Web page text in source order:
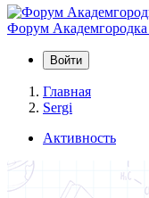
Форум Академгородка
Войти
Главная
Sergi
Активность